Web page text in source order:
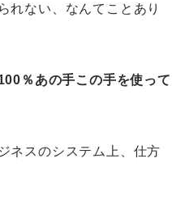
れない、なんてことあり
％あの手この手を使って
ネスのシステム上、仕方